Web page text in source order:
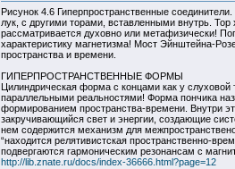
Рисунок 4.6 Гиперпространственные
лук, с другими торами, вставленными внутрь.
рассматривается духовно или метафизически!
характеристику магнетизма! Мост Эйнштейна-
пространства и времени.
ГИПЕРПРОСТРАНСТВЕННЫЕ ФОРМЫ
Цилиндрическая форма с концами как у
параллельными реальностями! Форма пончика
формированием пространства-времени. Внутри
закручивающийся свет и энергии, создающие
нем содержится механизм для
“находится релятивистская пространственно-
подвергаются гармоническим резонансам с
http://lib.znate.ru/docs/index-36666.html?page=12